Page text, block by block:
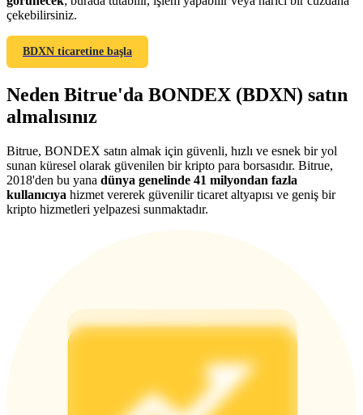
Yönlendirme
Arkadaşını davet et, nakit ödüller kazan
Register & Trade to Win 500,000 USDT
çekebilirsiniz.
BDXN ticaretine başla
Neden Bitrue'da BONDEX (BDXN) satın
almalısınız
Bitrue, BONDEX satın almak için güvenli, hızlı ve esnek bir yol
sunan küresel olarak güvenilen bir kripto para borsasıdır. Bitrue,
2018'den bu yana dünya genelinde 41 milyondan fazla
kullanıcıya hizmet vererek güvenilir ticaret altyapısı ve geniş bir
kripto hizmetleri yelpazesi sunmaktadır.